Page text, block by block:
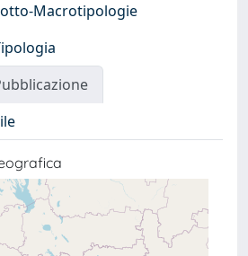
Macrotipologie